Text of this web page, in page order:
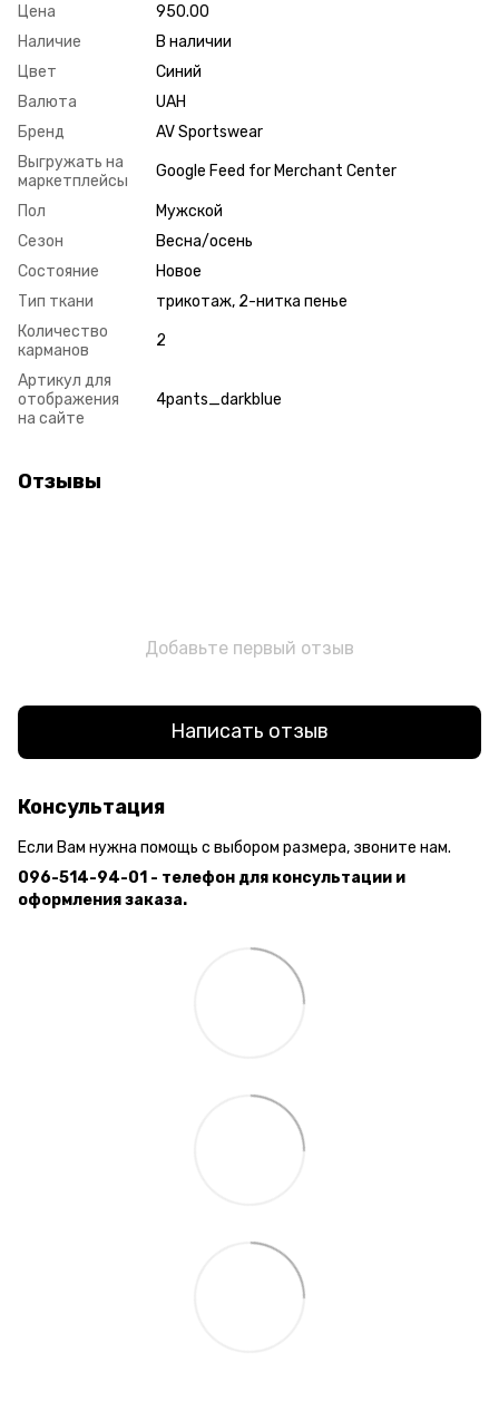
Цена
950.00
Наличие
В наличии
Цвет
Синий
Валюта
UAH
Бренд
AV Sportswear
Выгружать на
маркетплейсы
Google Feed for Merchant Center
Пол
Мужской
Сезон
Весна/осень
Состояние
Новое
Тип ткани
трикотаж, 2-нитка пенье
Количество
карманов
2
Артикул для
отображения
на сайте
4pants_darkblue
Отзывы
Добавьте первый отзыв
Написать отзыв
Консультация
Если Вам нужна помощь с выбором размера, звоните нам.
096-514-94-01 - телефон для консультации и
оформления заказа.